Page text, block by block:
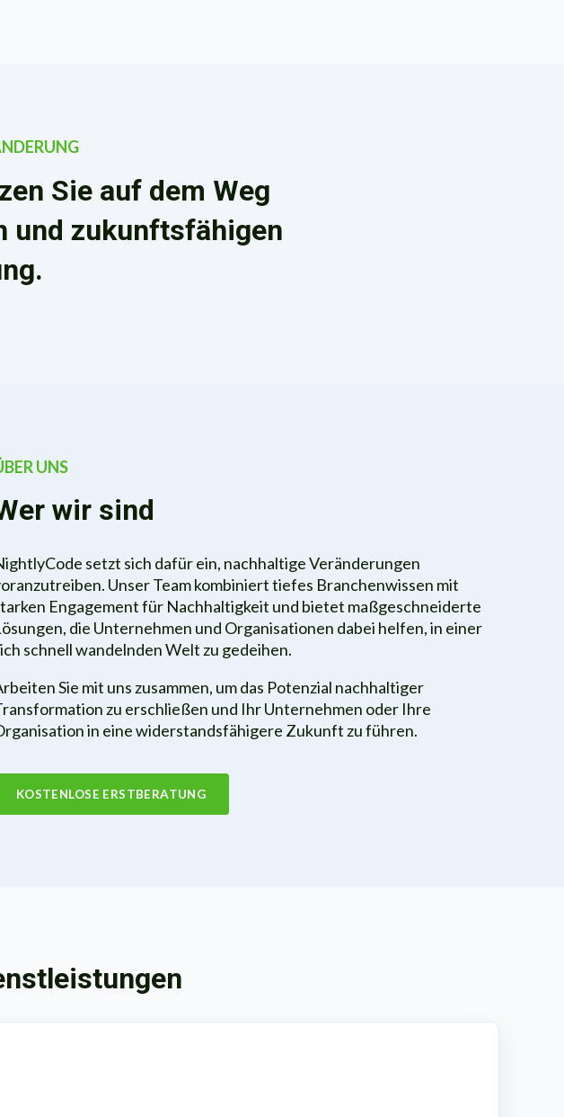
Sie auf dem Weg
und zukunftsfähigen
UNS
wir sind
setzt sich dafür ein, nachhaltige Veränderungen
Unser Team kombiniert tiefes Branchenwissen mit
Engagement für Nachhaltigkeit und bietet maßgeschneiderte
die Unternehmen und Organisationen dabei helfen, in einer
schnell wandelnden Welt zu gedeihen.
Sie mit uns zusammen, um das Potenzial nachhaltiger
zu erschließen und Ihr Unternehmen oder Ihre
in eine widerstandsfähigere Zukunft zu führen.
KOSTENLOSE ERSTBERATUNG